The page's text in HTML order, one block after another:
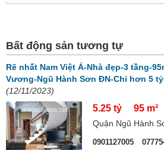
Bất động sản tương tự
Rẽ nhất Nam Việt Á-Nhà đẹp-3 tầng-
Vương-Ngũ Hành Sơn ĐN-Chỉ hơn 5
(12/11/2023)
5.25 tỷ 95 m²
Quận Ngũ Hành
0901127005